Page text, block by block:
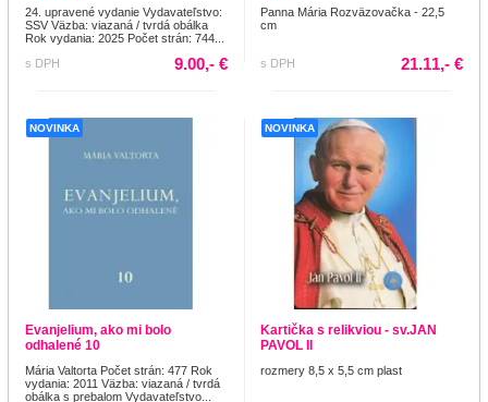
24. upravené vydanie Vydavateľstvo:
SSV Väzba: viazaná / tvrdá obálka
Rok vydania: 2025 Počet strán: 744...
s DPH
9.00,- €
Panna Mária Rozväzovačka - 22,5
cm
s DPH 21.11,- €
NOVINKA
Evanjelium, ako mi bolo
odhalené 10
Mária Valtorta Počet strán: 477 Rok
vydania: 2011 Väzba: viazaná / tvrdá
obálka s prebalom Vydavateľstvo...
NOVINKA
Kartička s relikviou - sv.JAN
PAVOL II
rozmery 8,5 x 5,5 cm plast